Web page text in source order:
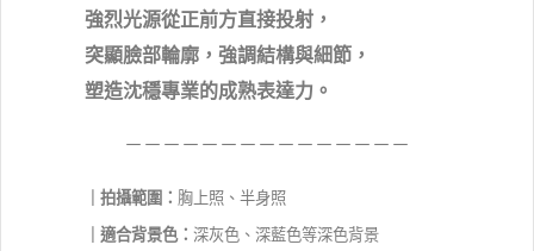
強烈光源從正前方直接投射，
突顯臉部輪廓，強調結構與細節，
塑造沈穩專業的成熟表達力。
－－－－－－－－－－－－－－－
｜拍攝範圍： 胸上照 、半身照
｜適合背景色： 深灰色、深藍色等深色背景